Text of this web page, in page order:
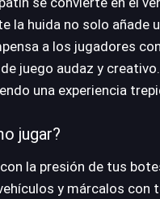
la huida no solo añade
a los jugadores
juego audaz y
una experiencia
jugar?
la presión de tus
y márcalos con